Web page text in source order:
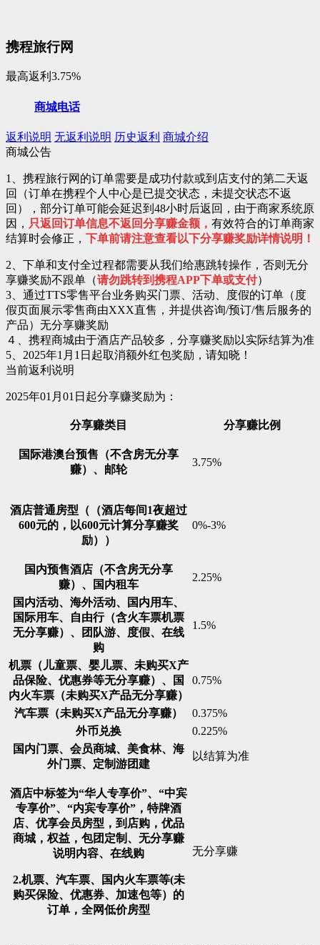
携程旅行网
最高返利3.75%
商城电话
返利说明 无返利说明 历史返利 商城介绍
商城公告
1、携程旅行网的订单需要是成功付款或到店支付的第二天返
回（订单在携程个人中心是已提交状态，未提交状态不返
回），部分订单可能会延迟到48小时后返回，由于商家系统原
因， 只返回订单信息不返回分享赚金额， 有效符合的订单商家
结算时会修正， 下单前请注意查看以下分享赚奖励详情说明！
2、下单和支付全过程都需要从我们给惠跳转操作，否则无分
享赚奖励不跟单（请勿跳转到携程APP下单或支付）
3、通过TTS零售平台业务购买门票、活动、度假的订单（度
假页面展示零售商由XXX直售，并提供咨询/预订/售后服务的
产品）无分享赚奖励
４、携程商城由于酒店产品较多，分享赚奖励以实际结算为准
5、2025年1月1日起取消额外红包奖励，请知晓！
当前返利说明
2025年01月01日起分享赚奖励为：
分享赚类目 分享赚比例
国际港澳台预售（不含房无分享
赚）、邮轮
3.75%
酒店普通房型（（酒店每间1夜超过
600元的，以600元计算分享赚奖
励））
0%-3%
国内预售酒店（不含房无分享
赚）、国内租车
2.25%
国内活动、海外活动、国内用车、
国际用车、自由行（含火车票机票
无分享赚）、团队游、度假、在线
购
1.5%
机票（儿童票、婴儿票、未购买X产
品保险、优惠券等无分享赚）、国
内火车票（未购买X产品无分享赚）
0.75%
汽车票（未购买X产品无分享赚）
0.375%
外币兑换
0.225%
国内门票、会员商城、美食林、海
外门票、定制游团建
以结算为准
酒店中标签为“华人专享价”、“中宾
专享价”、“内宾专享价”，特牌酒
店、优享会员房型，到店购，优品
商城，权益，包团定制、无分享赚
说明内容、在线购
2.机票、汽车票、国内火车票等(未
购买保险、优惠券、加速包等）的
订单，全网低价房型
无分享赚